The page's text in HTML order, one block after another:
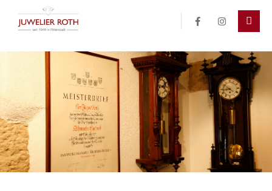
Der Eintrag "offcanvas-col1" existiert leider nicht.
Der Eintrag "offcanvas-col2" existiert leider nicht.
Der Eintrag "offcanvas-col3" existiert leider nicht.
Der Eintrag "offcanvas-col4" existiert leider nicht.